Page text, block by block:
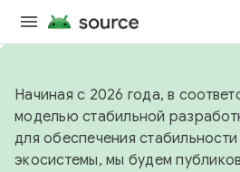
Начиная с 2026 года, в
моделью стабильной
для обеспечения
экосистемы, мы будем